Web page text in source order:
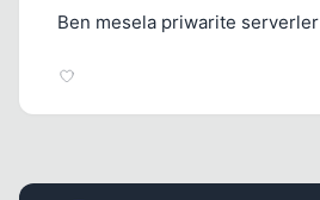
Ben mesela priwarite